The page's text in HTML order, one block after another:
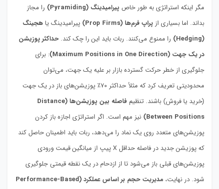
مگر اینکه استراتژی به طور خاص پیرامیدینگ (Pyramiding)
را مجاز
بداند. اما بسیاری از پراپ فرم‌ها (Prop Firms) پیرامیدینگ یاهجینگ
(Hedging)
را ممنوع می‌کنند. ربات باید این را چک کند. حداکثر پوزیشن
در یک جهت (Maximum Positions in One Direction)
: برای
جلوگیری از خطر حرکت گسترده بازار بر علیه یک جهت، می‌توان
محدودیتی تعریف کرد که مثلاً حداکثر ۷۰٪ پوزیشن‌های باز در یک جهت
(خرید یا فروش) باشند. تنظیم
فاصله بین پوزیشن‌ها (Distance
Between Positions) نیز مهم است. اگر استراتژی اجازه باز کردن
پوزیشن‌های متعدد روی یک نماد را می‌دهد، ربات باید اطمینان حاصل کند
که پوزیشن جدید در فاصله حداقل X پیپ از میانگین قیمت ورودی
پوزیشن‌های قبلی باز می‌شود تا از ازدحام در یک نقطه قیمتی جلوگیری
شود. در نهایت،
مدیریت حجم بر اساس عملکرد (Performance-Based